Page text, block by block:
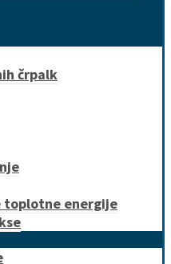
črpalk
toplotne energije